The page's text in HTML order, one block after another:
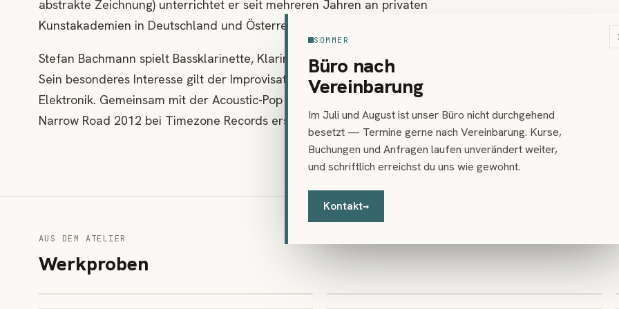
SOMMER
Büro nach
Vereinbarung
Im Juli und August ist unser Büro nicht durchgehend
besetzt — Termine gerne nach Vereinbarung. Kurse,
Buchungen und Anfragen laufen unverändert weiter,
und schriftlich erreichst du uns wie gewohnt.
Kontakt→
abstrakte Zeichnung) unterrichtet er seit mehreren Jahren an privaten
Kunstakademien in Deutschland und Österreich.
Stefan Bachmann spielt Bassklarinette, Klarinette, Sopransaxophon und Chalumeau.
Sein besonderes Interesse gilt der Improvisation, auch in Kombination mit Live
Elektronik. Gemeinsam mit der Acoustic-Pop Formation HIGH & LOW ist die CD
Narrow Road 2012 bei Timezone Records erschienen.
AUS DEM ATELIER
Werkproben
Auflösung 01
Bleistift auf Papier · 2015 Bleistift auf Finnpappe · 2014
Triest Venedig